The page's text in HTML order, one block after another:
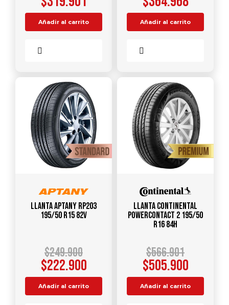
Añadir al carrito Añadir al carrito
Llanta APTANY RP203
195/50 R15 82V
$249.900
$222.900
Añadir al carrito
Llanta CONTINENTAL
PowerContact 2 195/50
R16 84H
$566.901
$505.900
Añadir al carrito